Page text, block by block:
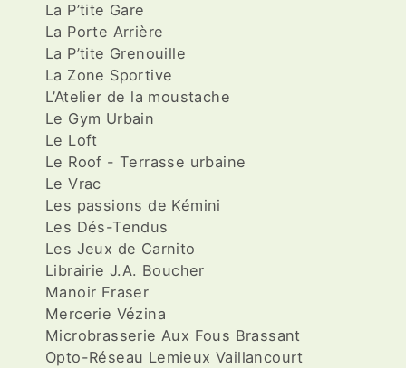
La P’tite Gare
La Porte Arrière
La P’tite Grenouille
La Zone Sportive
L’Atelier de la moustache
Le Gym Urbain
Le Loft
Le Roof - Terrasse urbaine
Le Vrac
Les passions de Kémini
Les Dés-Tendus
Les Jeux de Carnito
Librairie J.A. Boucher
Manoir Fraser
Mercerie Vézina
Microbrasserie Aux Fous Brassant
Opto-Réseau Lemieux Vaillancourt